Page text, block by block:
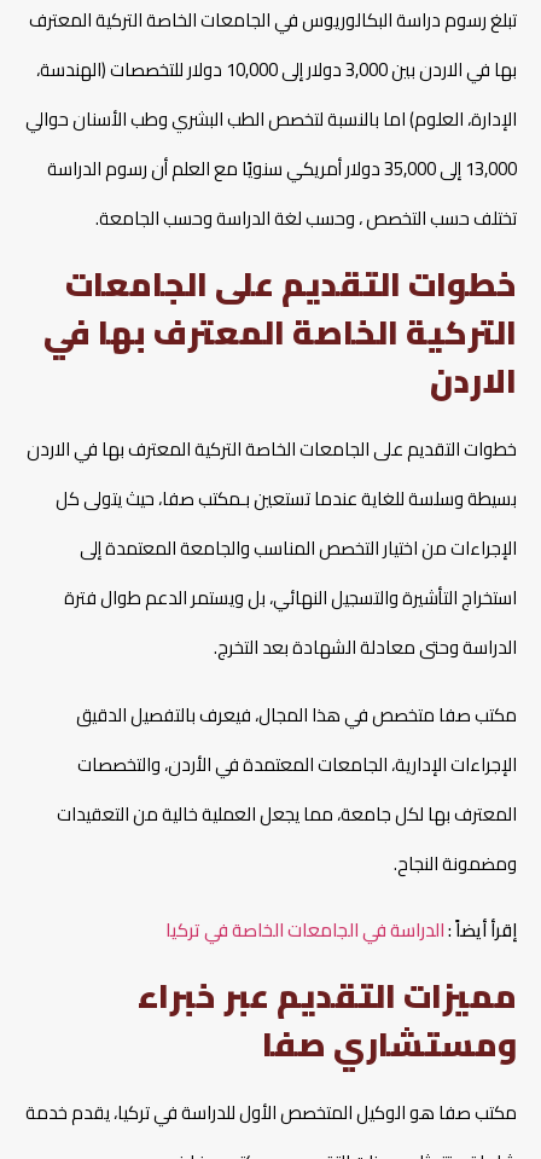
تبلغ رسوم دراسة البكالوريوس في الجامعات الخاصة التركية المعترف
بها في الاردن بين 3,000 دولار إلى 10,000 دولار للتخصصات (الهندسة،
الإدارة، العلوم) اما بالنسبة لتخصص الطب البشري وطب الأسنان حوالي
13,000 إلى 35,000 دولار أمريكي سنويًا مع العلم أن رسوم الدراسة
تختلف حسب التخصص ، وحسب لغة الدراسة وحسب الجامعة.
خطوات التقديم على الجامعات
التركية الخاصة المعترف بها في
الاردن
خطوات التقديم على الجامعات الخاصة التركية المعترف بها في الاردن
بسيطة وسلسة للغاية عندما تستعين بـمكتب صفا، حيث يتولى كل
الإجراءات من اختيار التخصص المناسب والجامعة المعتمدة إلى
استخراج التأشيرة والتسجيل النهائي، بل ويستمر الدعم طوال فترة
الدراسة وحتى معادلة الشهادة بعد التخرج.
مكتب صفا متخصص في هذا المجال، فيعرف بالتفصيل الدقيق
الإجراءات الإدارية، الجامعات المعتمدة في الأردن، والتخصصات
المعترف بها لكل جامعة، مما يجعل العملية خالية من التعقيدات
ومضمونة النجاح.
إقرأ أيضاً :الدراسة في الجامعات الخاصة في تركيا
مميزات التقديم عبر خبراء
ومستشاري صفا
مكتب صفا هو الوكيل المتخصص الأول للدراسة في تركيا، يقدم خدمة